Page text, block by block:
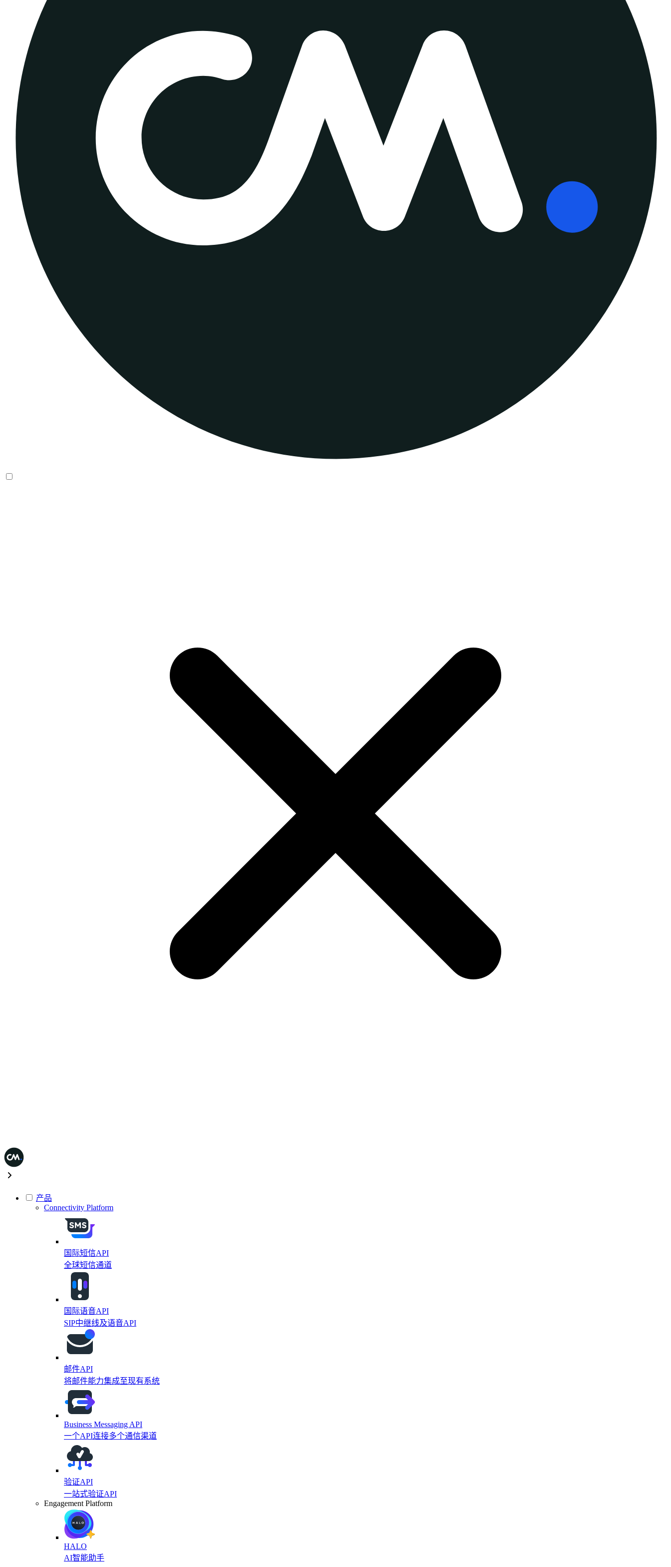
产品
Connectivity Platform
国际短信API
全球短信通道
国际语音API
SIP中继线及语音API
邮件API
将邮件能力集成至现有系统
Business Messaging API
一个API连接多个通信渠道
验证API
一站式验证API
Engagement Platform
HALO
AI智能助手